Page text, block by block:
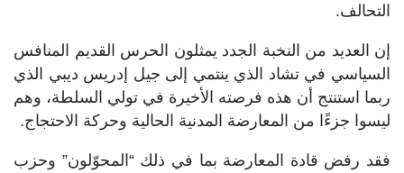
التحالف.
إن العديد من النخبة الجدد يمثلون الحرس القديم المنافس
السياسي في تشاد الذي ينتمي إلى جيل إدريس ديبي الذي
ربما استنتج أن هذه فرصته الأخيرة في تولي السلطة، وهم
ليسوا جزءًا من المعارضة المدنية الحالية وحركة الاحتجاج.
فقد رفض قادة المعارضة بما في ذلك “المحوّلون” وحزب